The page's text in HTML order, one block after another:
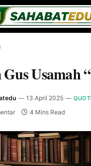
Usamah
13 April 2025
4 Mins Read